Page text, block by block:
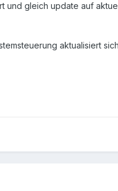
und gleich update auf
aktualisiert